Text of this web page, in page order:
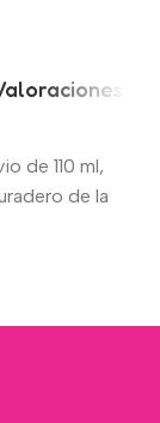
(0)
de 110 ml,
de la